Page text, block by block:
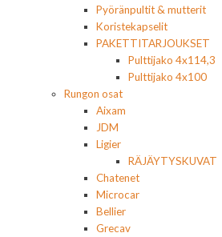
Pyöränpultit & mutterit
Koristekapselit
PAKETTITARJOUKSET
Pulttijako 4x114,3
Pulttijako 4x100
Rungon osat
Aixam
JDM
Ligier
RÄJÄYTYSKUVAT
Chatenet
Microcar
Bellier
Grecav